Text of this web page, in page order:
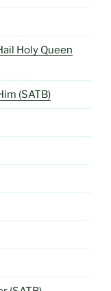
Holy Queen
(SATB)